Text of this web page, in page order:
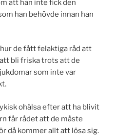
att han inte fick den
han behövde innan han
de fått felaktiga råd att
bli friska trots att de
som inte var
ohälsa efter att ha blivit
får rådet att de måste
då kommer allt att lösa sig.